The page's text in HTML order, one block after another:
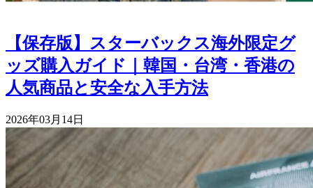
【保存版】スターバックス海外限定グ
ッズ購入ガイド｜韓国・台湾・香港の
人気商品と安全な入手方法
2026年03月14日